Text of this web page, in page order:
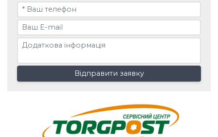
Відправити заявку